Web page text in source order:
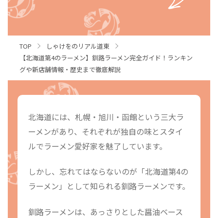
TOP
しゃけをのリアル道東
【北海道第4のラーメン】釧路ラーメン完全ガイド！ランキン
グや新店舗情報・歴史まで徹底解説
北海道には、札幌・旭川・函館という三大ラ
ーメンがあり、それぞれが独自の味とスタイ
ルでラーメン愛好家を魅了しています。
しかし、忘れてはならないのが「北海道第4の
ラーメン」として知られる釧路ラーメンです。
釧路ラーメンは、あっさりとした醤油ベース